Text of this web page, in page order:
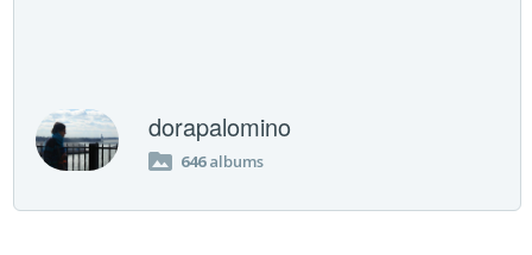
dorapalomino
646albums